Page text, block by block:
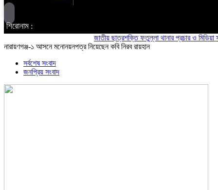
শিরোনাম :
জাতীয় ছাত্রশক্তি ফতুল্লা থানার প্রচার ও মিডিয়া সম্পাদক
নারায়ণগঞ্জ-১ আসনে মনোনয়নপত্র নিয়েছেন কবি নিরব রায়হান
সর্বশেষ সংবাদ
জনপ্রিয় সংবাদ